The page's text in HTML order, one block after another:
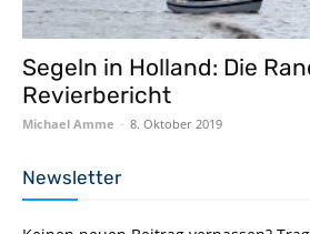
Segeln in Holland: Die
Revierbericht
Michael Amme - 8. Oktober 2019
Newsletter